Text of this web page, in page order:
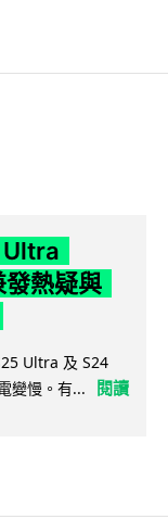
熱疑與
Ultra 及 S24
變慢。有...
閱讀